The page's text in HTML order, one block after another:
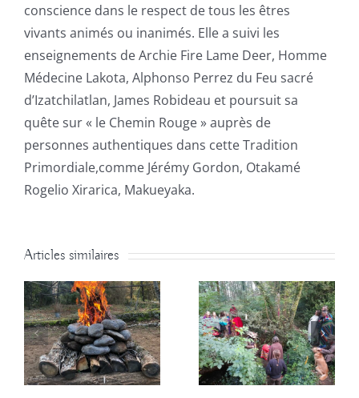
conscience dans le respect de tous les êtres
vivants animés ou inanimés. Elle a suivi les
enseignements de Archie Fire Lame Deer, Homme
Médecine Lakota, Alphonso Perrez du Feu sacré
d’Izatchilatlan, James Robideau et poursuit sa
quête sur « le Chemin Rouge » auprès de
personnes authentiques dans cette Tradition
Primordiale,comme Jérémy Gordon, Otakamé
Rogelio Xirarica, Makueyaka.
Articles similaires